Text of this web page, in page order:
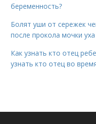
беременность?
Болят уши от сережек
после прокола мочки уха
Как узнать кто отец
узнать кто отец во